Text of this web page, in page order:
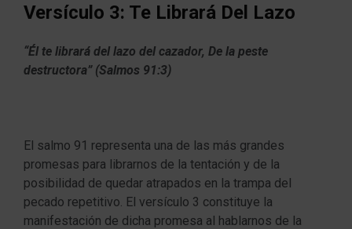
Versículo 3: Te Librará Del Lazo
“Él te librará del lazo del cazador, De la peste
destructora” (Salmos 91:3)
El salmo 91 representa una de las más grandes
promesas para librarnos de la tentación y de la
posibilidad de quedar atrapados en la trampa del
pecado repetitivo. El versículo 3 constituye la
manifestación de dicha promesa al hablarnos de la